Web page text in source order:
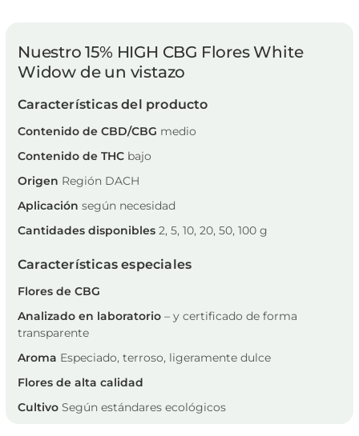
Nuestro 15% HIGH CBG Flores White
Widow de un vistazo
Características del producto
Contenido de CBD/CBG medio
Contenido de THC bajo
Origen Región DACH
Aplicación según necesidad
Cantidades disponibles 2, 5, 10, 20, 50, 100 g
Características especiales
Flores de CBG
Analizado en laboratorio – y certificado de forma
transparente
Aroma Especiado, terroso, ligeramente dulce
Flores de alta calidad
Cultivo Según estándares ecológicos